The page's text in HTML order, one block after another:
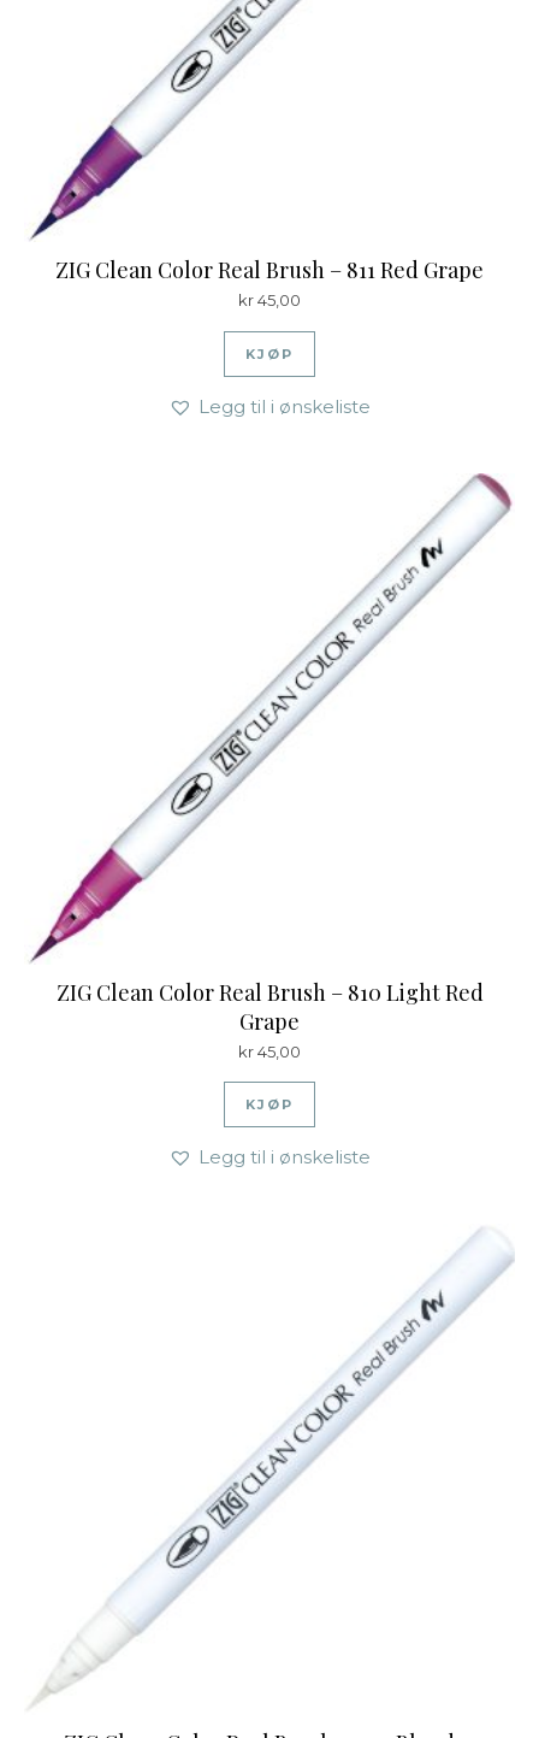
ZIG Clean Color Real Brush – 811 Red Grape
kr45,00
KJØP
Legg til i ønskeliste
ZIG Clean Color Real Brush – 810 Light Red
Grape
kr45,00
KJØP
Legg til i ønskeliste